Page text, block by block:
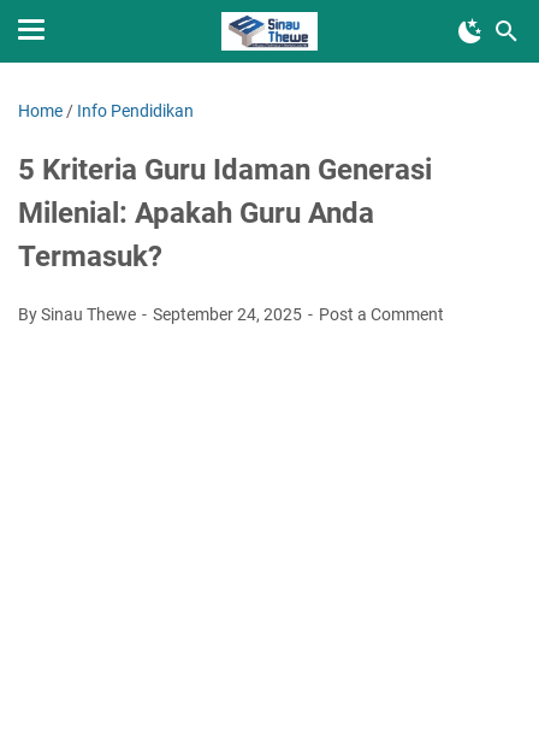
Home / Info Pendidikan
5 Kriteria Guru Idaman Generasi
Milenial: Apakah Guru Anda
Termasuk?
By Sinau Thewe September 24, 2025 Post a Comment